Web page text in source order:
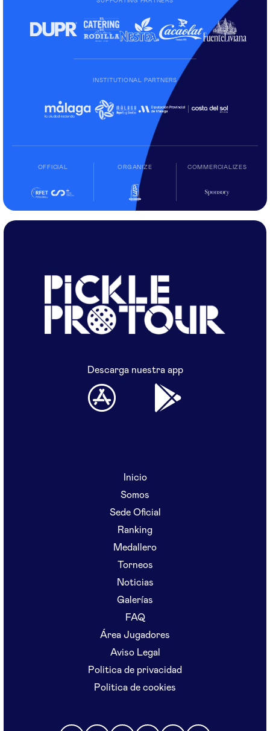
INSTITUTIONAL PARTNERS
OFFICIAL ORGANIZE COMMERCIALIZES
Descarga nuestra app
Inicio
Somos
Sede Oficial
Ranking
Medallero
Torneos
Noticias
Galerías
FAQ
Área Jugadores
Aviso Legal
Politica de privacidad
Politica de cookies